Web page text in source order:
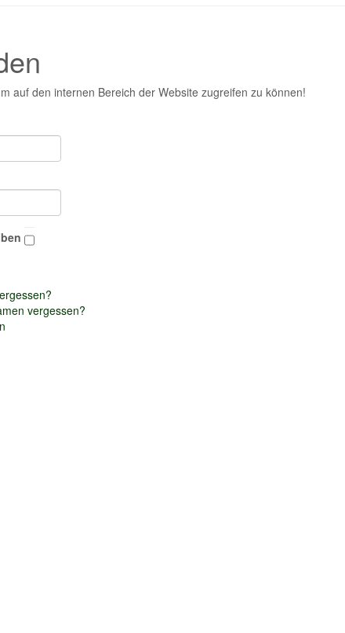
auf den internen Bereich der Website zugreifen zu können!
vergessen?